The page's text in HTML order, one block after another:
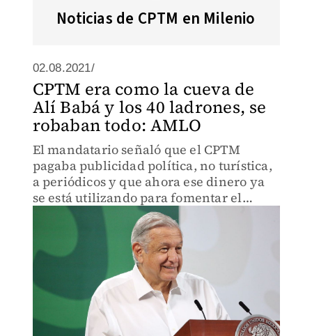
Noticias de CPTM en Milenio
02.08.2021/
CPTM era como la cueva de
Alí Babá y los 40 ladrones, se
robaban todo: AMLO
El mandatario señaló que el CPTM
pagaba publicidad política, no turística,
a periódicos y que ahora ese dinero ya
se está utilizando para fomentar el
turismo.